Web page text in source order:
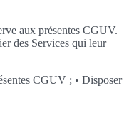
aux présentes CGUV.
des Services qui leur
CGUV ; • Disposer